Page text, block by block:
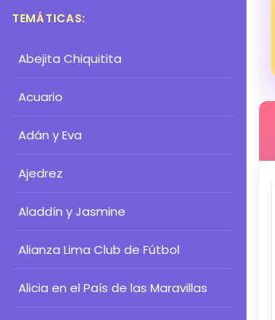
TEMÁTICAS:
Abejita Chiquitita
Acuario
Adán y Eva
Ajedrez
Aladdín y Jasmine
Alianza Lima Club de Fútbol
Alicia en el País de las Maravillas